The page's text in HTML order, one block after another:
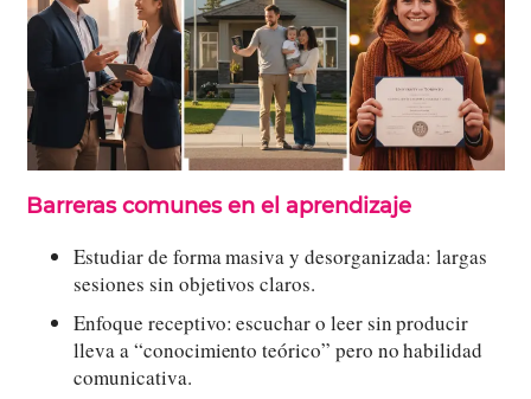
Barreras comunes en el aprendizaje
Estudiar de forma masiva y desorganizada: largas
sesiones sin objetivos claros.
Enfoque receptivo: escuchar o leer sin producir
lleva a “conocimiento teórico” pero no habilidad
comunicativa.